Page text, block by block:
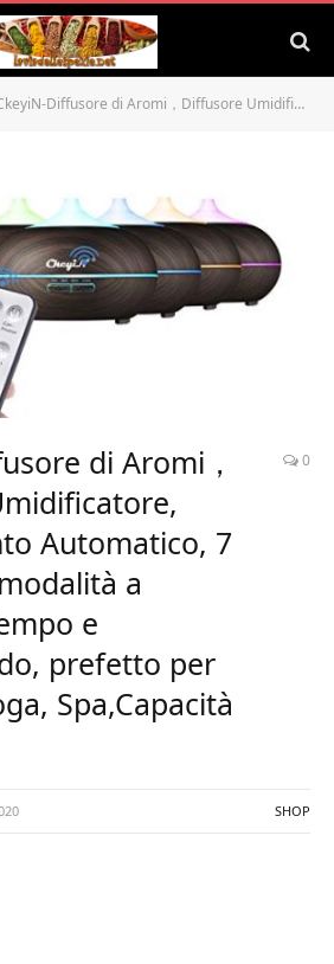
Diffusore di Aromi，Diffusore Umidificatore, Spegnimento Automatico, 7 luci LED, 4 modalità a Regolare Tempo e Telecomando, prefetto per Camera, Yoga, Spa,Capacità 550ML
di Aromi，
Automatico, 7
a
e
prefetto per
Spa,Capacità
0
SHOP